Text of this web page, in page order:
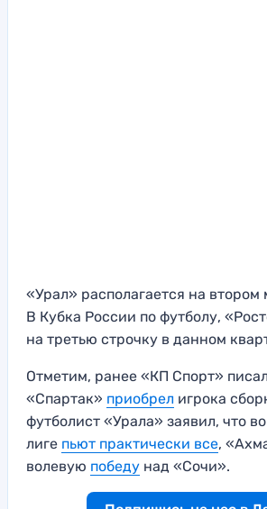
«Урал» располагается на втором
В Кубка России по футболу,
на третью строчку в данном
Отметим, ранее «КП Спорт»
«Спартак» приобрел игрока
футболист «Урала» заявил, что
лиге пьют практически все,
волевую победу над «Сочи».